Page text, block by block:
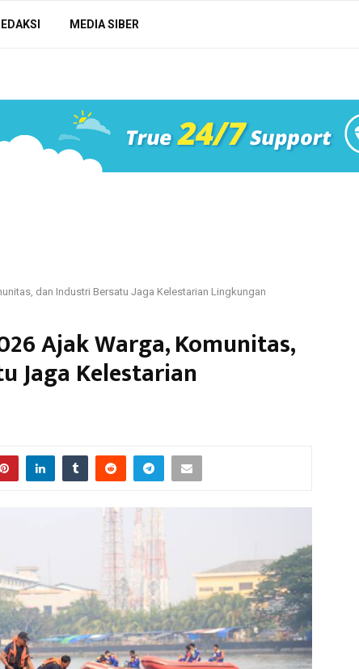
MEDIA SIBER
dan Industri Bersatu Jaga Kelestarian Lingkungan
Ajak Warga, Komunitas,
Jaga Kelestarian